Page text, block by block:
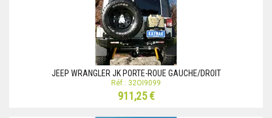
JEEP WRANGLER JK PORTE-ROUE GAUCHE/DROIT
Réf.: 32OI9099
911,25 €